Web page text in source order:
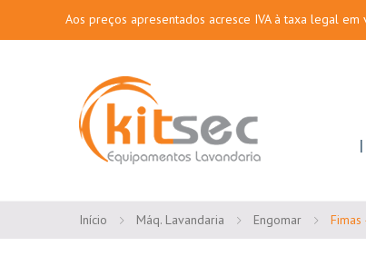
Aos preços apresentados acresce IVA à taxa legal em
Início Máq. Lavandaria Engomar Fimas